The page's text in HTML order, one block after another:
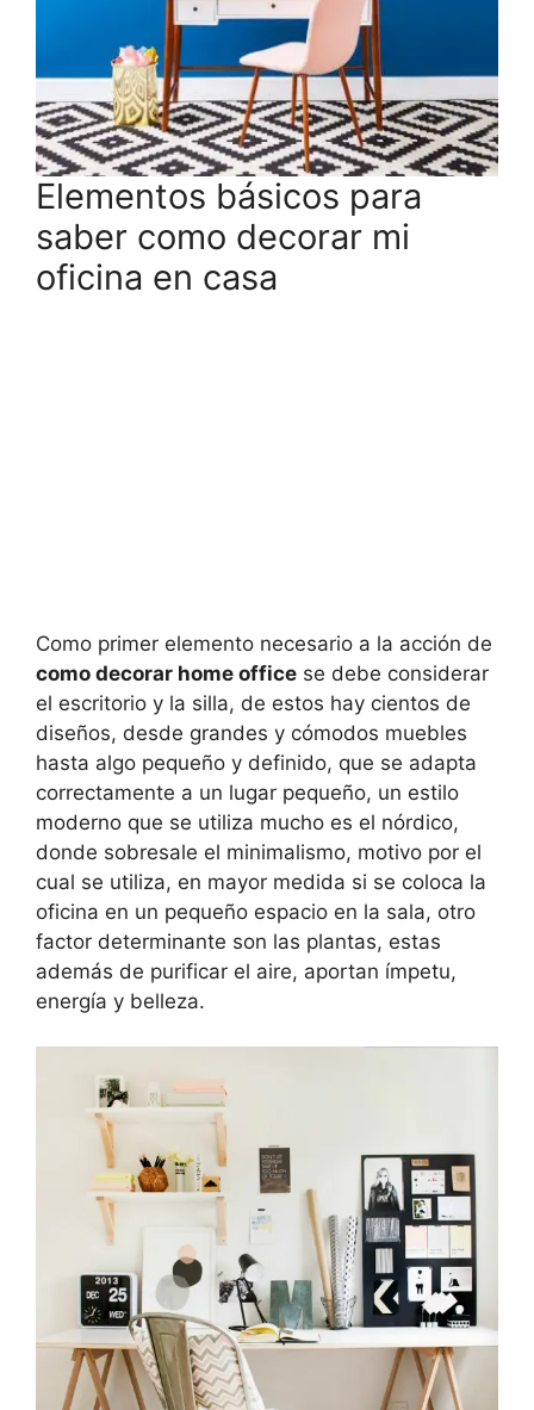
Elementos básicos para
saber como decorar mi
oficina en casa
Como primer elemento necesario a la acción de
como decorar home office se debe considerar
el escritorio y la silla, de estos hay cientos de
diseños, desde grandes y cómodos muebles
hasta algo pequeño y definido, que se adapta
correctamente a un lugar pequeño, un estilo
moderno que se utiliza mucho es el nórdico,
donde sobresale el minimalismo, motivo por el
cual se utiliza, en mayor medida si se coloca la
oficina en un pequeño espacio en la sala, otro
factor determinante son las plantas, estas
además de purificar el aire, aportan ímpetu,
energía y belleza.